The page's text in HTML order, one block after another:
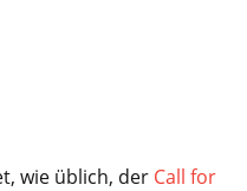
wie üblich, der Call for